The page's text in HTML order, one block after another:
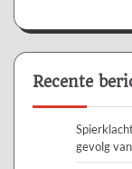
Recente
gevolg